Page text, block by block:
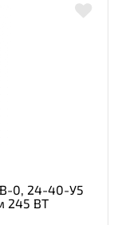
0, 24-40-У5
245 ВТ